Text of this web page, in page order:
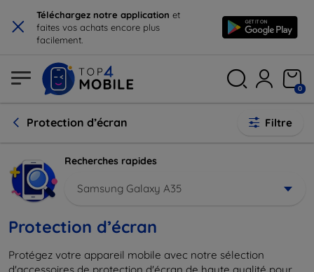
× Téléchargez notre application et
faites vos achats encore plus
facilement.
0
Protection d’écran Filtre
Recherches rapides
Samsung Galaxy A35
Protection d’écran
Protégez votre appareil mobile avec notre sélection
d'accessoires de protection d'écran de haute qualité pour